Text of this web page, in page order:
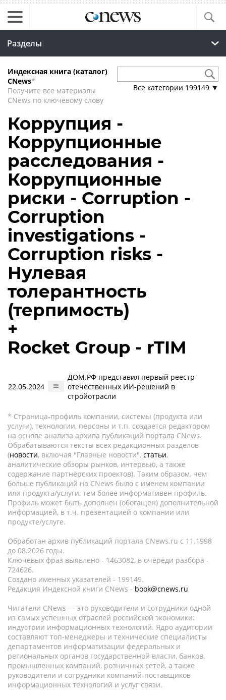
Разделы
Индексная книга (каталог)
CNews*
Получите все материалы
CNews по ключевому слову
Все категории 199149 ▼
Коррупция -
Коррупционные
расследования -
Коррупционные
риски - Corruption -
Corruption
investigations -
Corruption risks -
Нулевая
толерантность
(терпимость)
+
Rocket Group - rTIM
22.05.2024
ДОМ.РФ представил первый реестр
отечественных ИИ-решений в
стройотрасли
* Страница-профиль компании, системы (продукта или
услуги), технологии, персоны и т.п. создается редактором
на основе анализа архива публикаций портала CNews.
Обрабатываются тексты всех редакционных разделов
(новости, включая "Главные новости", статьи,
аналитические обзоры рынков, интервью, а также
содержание партнёрских проектов). Таким образом, чем
больше публикаций на CNews было с именем компании
или продукта/услуги, тем более информативен профиль.
Профиль может быть дополнен (обогащен) дополнительной
информацией, в т.ч. презентацией о компании или
продукте/услуге.
Обработан архив публикаций портала CNews.ru c 11.1998
до 08.2026 годы.
Ключевых фраз выявлено - 1463082, в очереди разбора -
724626.
Создано именных указателей - 199149.
Редакция Индексной книги CNews - book@cnews.ru
Читатели CNews — это руководители и сотрудники одной
из самых успешных отраслей российской экономики:
индустрии информационных технологий. Ядро аудитории
составляют топ-менеджеры и технические специалисты
департаментов информатизации федеральных и
региональных органов государственной власти, банков,
промышленных компаний, розничных сетей, а также
руководители и сотрудники компаний-поставщиков
информационных технологий и услуг связи.